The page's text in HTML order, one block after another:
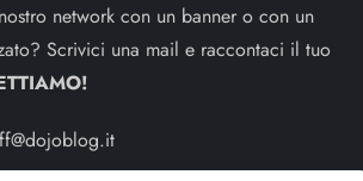
network con un banner o con un
Scrivici una mail e raccontaci il tuo